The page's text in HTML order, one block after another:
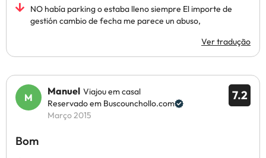
NO había parking o estaba lleno siempre El importe de
gestión cambio de fecha me parece un abuso,
Ver tradução
7.2
Manuel Viajou em casal
Reservado em Buscounchollo.com
Março 2015
Bom